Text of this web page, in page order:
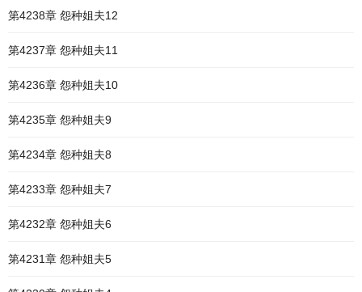
第4238章 怨种姐夫12
第4237章 怨种姐夫11
第4236章 怨种姐夫10
第4235章 怨种姐夫9
第4234章 怨种姐夫8
第4233章 怨种姐夫7
第4232章 怨种姐夫6
第4231章 怨种姐夫5